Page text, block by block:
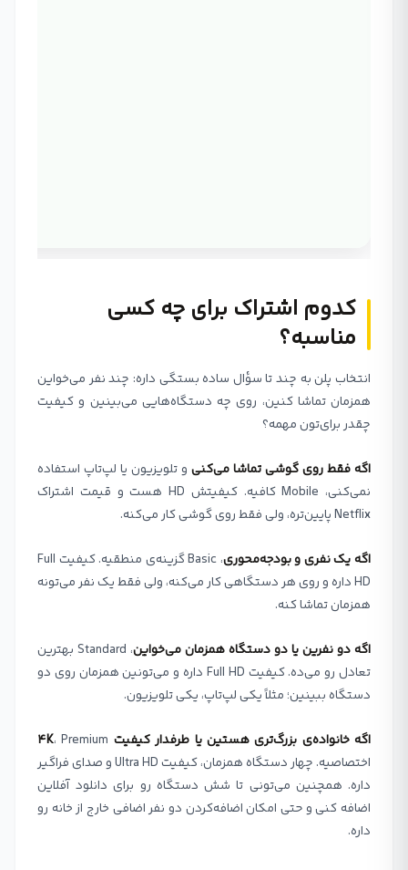
کدوم اشتراک برای چه کسی
مناسبه؟
انتخاب پلن به چند تا سؤال ساده بستگی داره: چند نفر می‌خواین
همزمان تماشا کنین، روی چه دستگاه‌هایی می‌بینین و کیفیت
چقدر برای‌تون مهمه؟
اگه فقط روی گوشی تماشا می‌کنی و تلویزیون یا لپ‌تاپ استفاده
نمی‌کنی، Mobile کافیه. کیفیتش HD هست و قیمت اشتراک
Netflix پایین‌تره، ولی فقط روی گوشی کار می‌کنه.
اگه یک نفری و بودجه‌محوری
، Basic گزینه‌ی منطقیه. کیفیت Full
HD داره و روی هر دستگاهی کار می‌کنه، ولی فقط یک نفر می‌تونه
همزمان تماشا کنه.
اگه دو نفرین یا دو دستگاه همزمان می‌خواین
، Standard بهترین
تعادل رو می‌ده. کیفیت Full HD داره و می‌تونین همزمان روی دو
دستگاه ببینین؛ مثلاً یکی لپ‌تاپ، یکی تلویزیون.
اگه خانواده‌ی بزرگ‌تری هستین یا طرفدار کیفیت 4K ، Premium
اختصاصیه. چهار دستگاه همزمان، کیفیت Ultra HD و صدای فراگیر
داره. همچنین می‌تونی تا شش دستگاه رو برای دانلود آفلاین
اضافه کنی و حتی امکان اضافه‌کردن دو نفر اضافی خارج از خانه رو
داره.